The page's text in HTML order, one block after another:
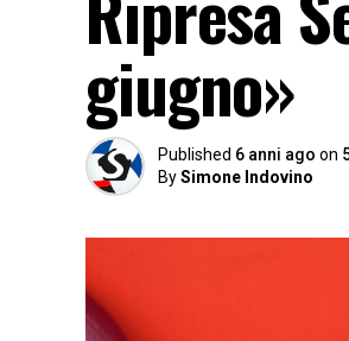
giugno»
Published 6 anni ago on
BySimone Indovino